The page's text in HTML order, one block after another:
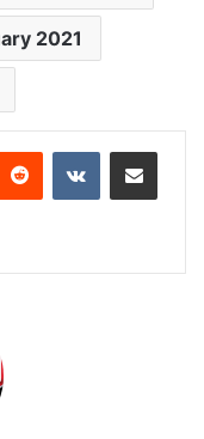
2021
Reddit VKontakteShare via Email